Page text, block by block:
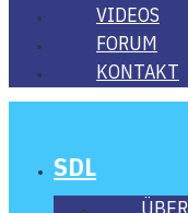
VIDE­OS
FORUM
KON­TAKT
SDL